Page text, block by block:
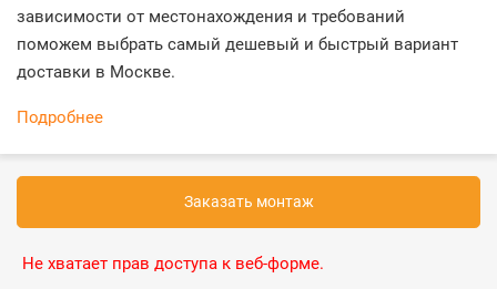
зависимости от местонахождения и требований
поможем выбрать самый дешевый и быстрый вариант
доставки в Москве.
Подробнее
Заказать монтаж
Не хватает прав доступа к веб-форме.